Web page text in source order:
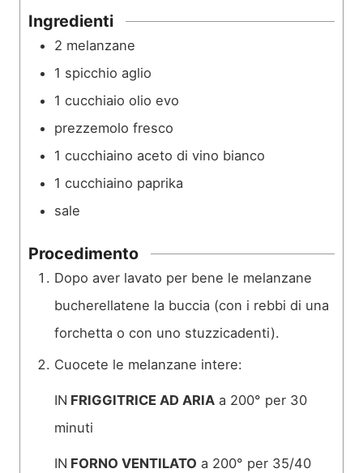
i
Ingredienti
2 melanzane
1 spicchio aglio
1 cucchiaio olio evo
prezzemolo fresco
1 cucchiaino aceto di vino bianco
1 cucchiaino paprika
sale
Procedimento
Dopo aver lavato per bene le melanzane
bucherellatene la buccia (con i rebbi di una
forchetta o con uno stuzzicadenti).
Cuocete le melanzane intere:
IN FRIGGITRICE AD ARIA a 200° per 30
minuti
IN FORNO VENTILATO a 200° per 35/40